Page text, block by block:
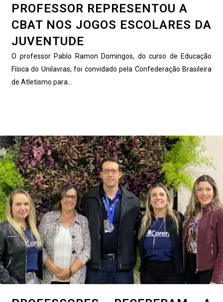
PROFESSOR REPRESENTOU A
CBAT NOS JOGOS ESCOLARES DA
JUVENTUDE
O professor Pablo Ramon Domingos, do curso de Educação
Física do Unilavras, foi convidado pela Confederação Brasileira
de Atletismo para...